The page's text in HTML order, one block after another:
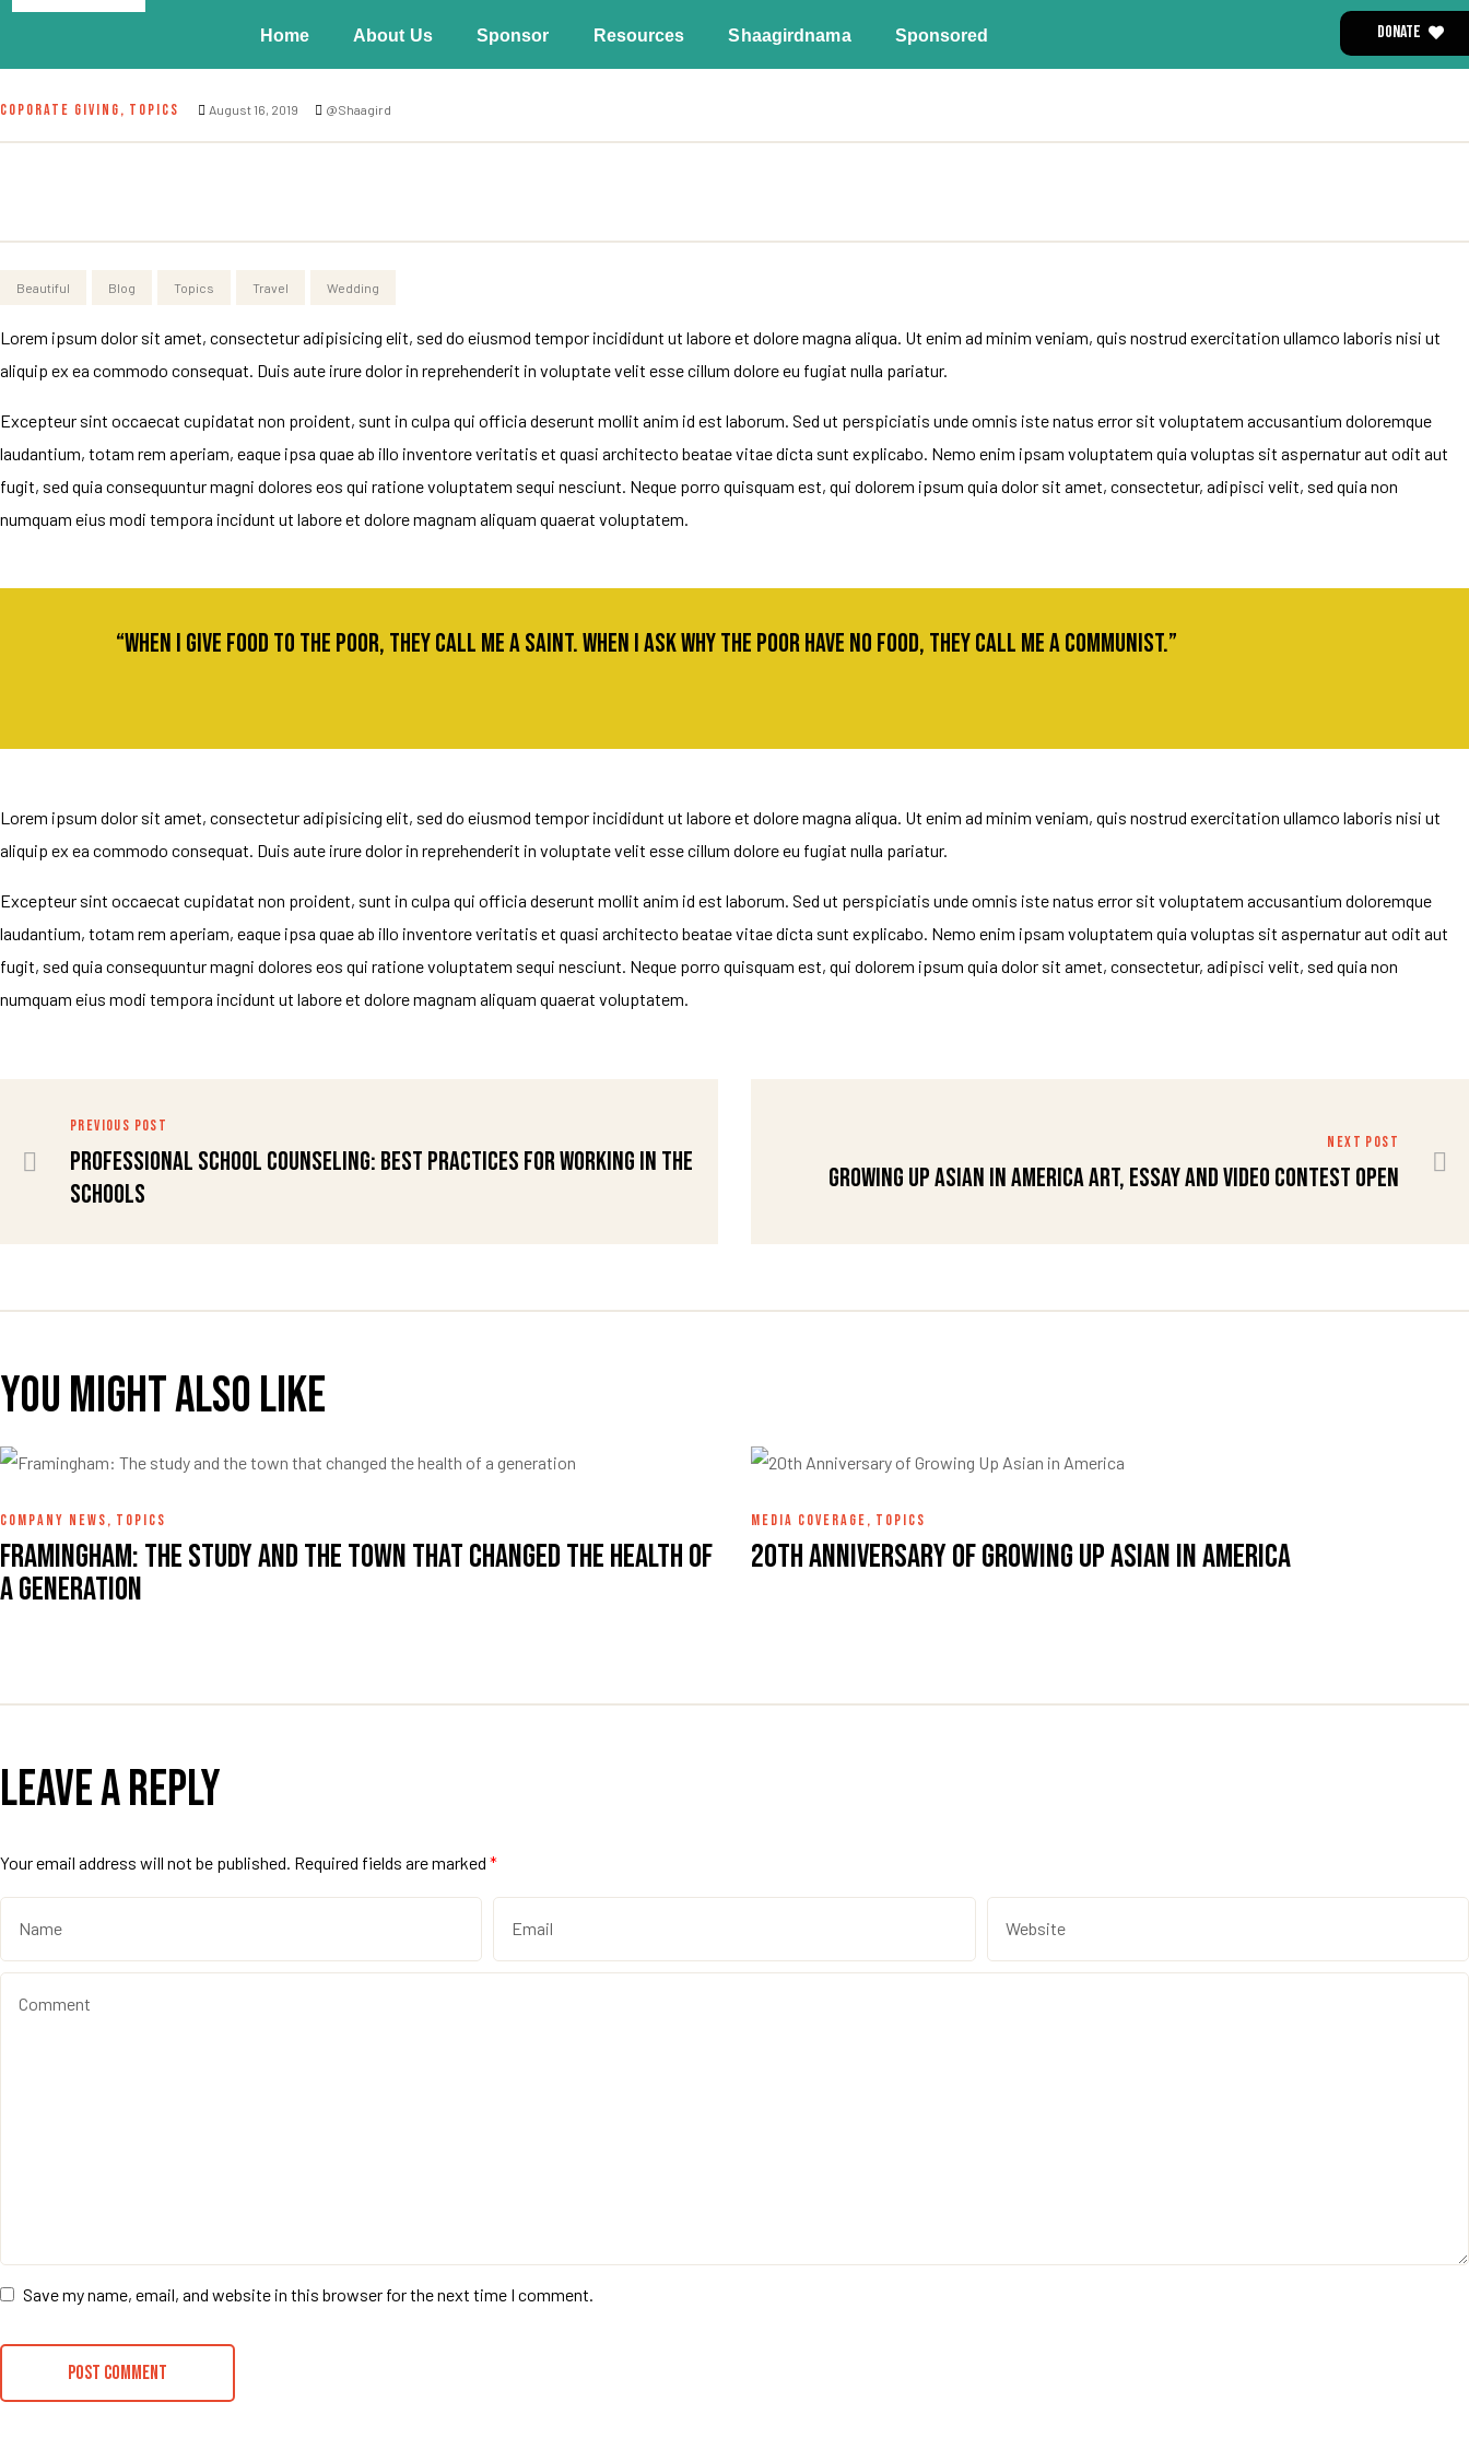
Home About Us Sponsor Resources Shaagirdnama Sponsored DONATE
COPORATE GIVING, TOPICS August 16, 2019 @Shaagird
Beautiful Blog Topics Travel Wedding
Lorem ipsum dolor sit amet, consectetur adipisicing elit, sed do eiusmod tempor incididunt ut labore et dolore magna aliqua. Ut enim ad minim veniam, quis nostrud exercitation ullamco laboris nisi ut
aliquip ex ea commodo consequat. Duis aute irure dolor in reprehenderit in voluptate velit esse cillum dolore eu fugiat nulla pariatur.
Excepteur sint occaecat cupidatat non proident, sunt in culpa qui officia deserunt mollit anim id est laborum. Sed ut perspiciatis unde omnis iste natus error sit voluptatem accusantium doloremque
laudantium, totam rem aperiam, eaque ipsa quae ab illo inventore veritatis et quasi architecto beatae vitae dicta sunt explicabo. Nemo enim ipsam voluptatem quia voluptas sit aspernatur aut odit aut
fugit, sed quia consequuntur magni dolores eos qui ratione voluptatem sequi nesciunt. Neque porro quisquam est, qui dolorem ipsum quia dolor sit amet, consectetur, adipisci velit, sed quia non
numquam eius modi tempora incidunt ut labore et dolore magnam aliquam quaerat voluptatem.
“When I give food to the poor, they call me a saint. When I ask why the poor have no food, they call me a communist.”
Lorem ipsum dolor sit amet, consectetur adipisicing elit, sed do eiusmod tempor incididunt ut labore et dolore magna aliqua. Ut enim ad minim veniam, quis nostrud exercitation ullamco laboris nisi ut
aliquip ex ea commodo consequat. Duis aute irure dolor in reprehenderit in voluptate velit esse cillum dolore eu fugiat nulla pariatur.
Excepteur sint occaecat cupidatat non proident, sunt in culpa qui officia deserunt mollit anim id est laborum. Sed ut perspiciatis unde omnis iste natus error sit voluptatem accusantium doloremque
laudantium, totam rem aperiam, eaque ipsa quae ab illo inventore veritatis et quasi architecto beatae vitae dicta sunt explicabo. Nemo enim ipsam voluptatem quia voluptas sit aspernatur aut odit aut
fugit, sed quia consequuntur magni dolores eos qui ratione voluptatem sequi nesciunt. Neque porro quisquam est, qui dolorem ipsum quia dolor sit amet, consectetur, adipisci velit, sed quia non
numquam eius modi tempora incidunt ut labore et dolore magnam aliquam quaerat voluptatem.
PREVIOUS POST
Professional School Counseling: Best Practices for Working in the
Schools
NEXT POST
Growing Up Asian in America Art, Essay and Video Contest Open
You might also like
COMPANY NEWS, TOPICS
Framingham: The study and the town that changed the health of
a generation
MEDIA COVERAGE, TOPICS
20th Anniversary of Growing Up Asian in America
Leave a Reply
Your email address will not be published. Required fields are marked *
Save my name, email, and website in this browser for the next time I comment.